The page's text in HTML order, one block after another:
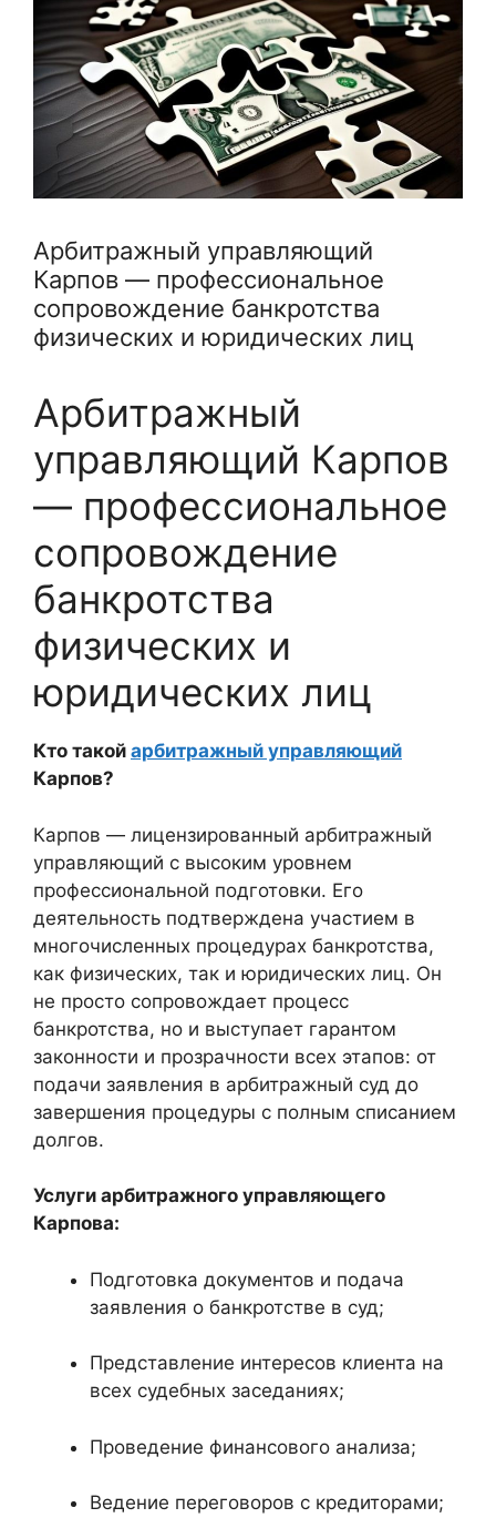
Арбитражный управляющий
Карпов — профессиональное
сопровождение банкротства
физических и юридических лиц
Арбитражный
управляющий Карпов
— профессиональное
сопровождение
банкротства
физических и
юридических лиц
Кто такой арбитражный управляющий
Карпов?
Карпов — лицензированный арбитражный
управляющий с высоким уровнем
профессиональной подготовки. Его
деятельность подтверждена участием в
многочисленных процедурах банкротства,
как физических, так и юридических лиц. Он
не просто сопровождает процесс
банкротства, но и выступает гарантом
законности и прозрачности всех этапов: от
подачи заявления в арбитражный суд до
завершения процедуры с полным списанием
долгов.
Услуги арбитражного управляющего
Карпова:
Подготовка документов и подача
заявления о банкротстве в суд;
Представление интересов клиента на
всех судебных заседаниях;
Проведение финансового анализа;
Ведение переговоров с кредиторами;